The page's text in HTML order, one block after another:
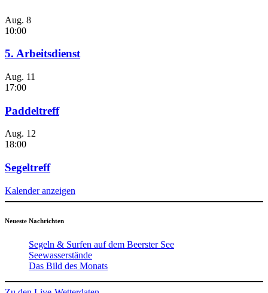
Aug. 8
10:00
5. Arbeitsdienst
Aug. 11
17:00
Paddeltreff
Aug. 12
18:00
Segeltreff
Kalender anzeigen
Neueste Nachrichten
Segeln & Surfen auf dem Beerster See
Seewasserstände
Das Bild des Monats